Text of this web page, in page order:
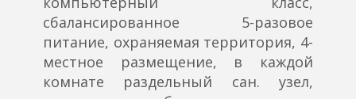
сбалансированное 5-разовое
питание, охраняемая территория, 4-
местное размещение, в каждой
комнате раздельный сан. узел,